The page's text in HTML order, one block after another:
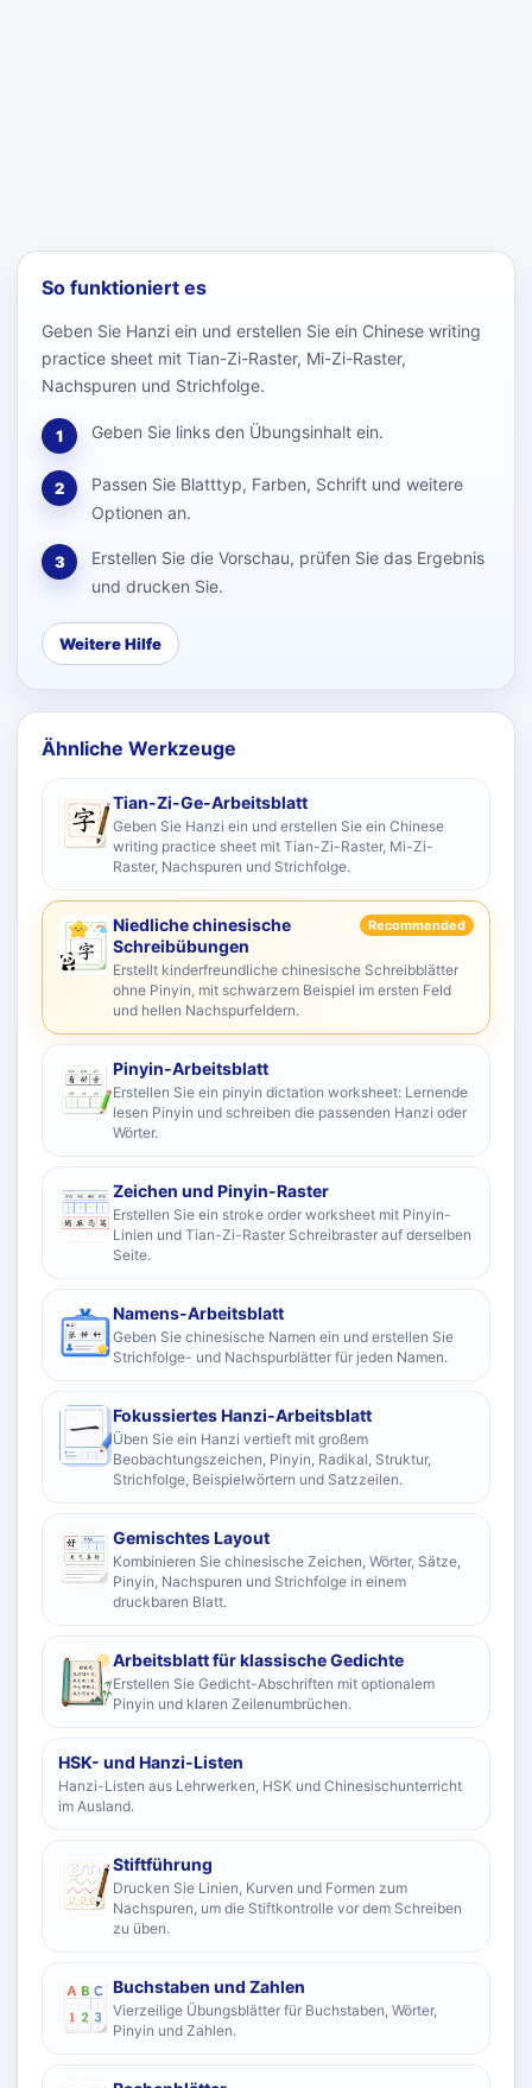
So funktioniert es
Geben Sie Hanzi ein und erstellen Sie ein Chinese writing
practice sheet mit Tian-Zi-Raster, Mi-Zi-Raster,
Nachspuren und Strichfolge.
1 Geben Sie links den Übungsinhalt ein.
2
Passen Sie Blatttyp, Farben, Schrift und weitere
Optionen an.
3
Erstellen Sie die Vorschau, prüfen Sie das Ergebnis
und drucken Sie.
Weitere Hilfe
Ähnliche Werkzeuge
Tian-Zi-Ge-Arbeitsblatt
Geben Sie Hanzi ein und erstellen Sie ein Chinese
writing practice sheet mit Tian-Zi-Raster, Mi-Zi-
Raster, Nachspuren und Strichfolge.
Niedliche chinesische
Schreibübungen
Recommended
Erstellt kinderfreundliche chinesische Schreibblätter
ohne Pinyin, mit schwarzem Beispiel im ersten Feld
und hellen Nachspurfeldern.
Pinyin-Arbeitsblatt
Erstellen Sie ein pinyin dictation worksheet: Lernende
lesen Pinyin und schreiben die passenden Hanzi oder
Wörter.
Zeichen und Pinyin-Raster
Erstellen Sie ein stroke order worksheet mit Pinyin-
Linien und Tian-Zi-Raster Schreibraster auf derselben
Seite.
Namens-Arbeitsblatt
Geben Sie chinesische Namen ein und erstellen Sie
Strichfolge- und Nachspurblätter für jeden Namen.
Fokussiertes Hanzi-Arbeitsblatt
Üben Sie ein Hanzi vertieft mit großem
Beobachtungszeichen, Pinyin, Radikal, Struktur,
Strichfolge, Beispielwörtern und Satzzeilen.
Gemischtes Layout
Kombinieren Sie chinesische Zeichen, Wörter, Sätze,
Pinyin, Nachspuren und Strichfolge in einem
druckbaren Blatt.
Arbeitsblatt für klassische Gedichte
Erstellen Sie Gedicht-Abschriften mit optionalem
Pinyin und klaren Zeilenumbrüchen.
HSK- und Hanzi-Listen
Hanzi-Listen aus Lehrwerken, HSK und Chinesischunterricht
im Ausland.
Stiftführung
Drucken Sie Linien, Kurven und Formen zum
Nachspuren, um die Stiftkontrolle vor dem Schreiben
zu üben.
Buchstaben und Zahlen
Vierzeilige Übungsblätter für Buchstaben, Wörter,
Pinyin und Zahlen.